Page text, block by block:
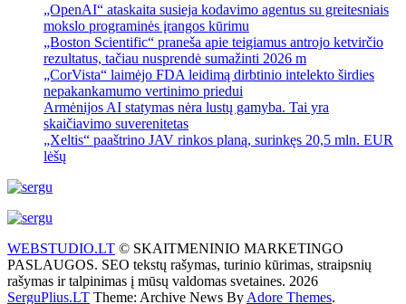
„OpenAI“ ataskaita susieja kodavimo agentus su greitesniais
mokslo programinės įrangos kūrimu
„Boston Scientific“ praneša apie teigiamus antrojo ketvirčio
rezultatus, tačiau nusprendė sumažinti 2026 m
„CorVista“ laimėjo FDA leidimą dirbtinio intelekto širdies
nepakankamumo vertinimo priedui
Armėnijos AI statymas nėra lustų gamyba. Tai yra
skaičiavimo suverenitetas
„Xeltis“ paaštrino JAV rinkos planą, surinkęs 20,5 mln. EUR
lėšų
WEBSTUDIO.LT © SKAITMENINIO MARKETINGO
PASLAUGOS. SEO tekstų rašymas, turinio kūrimas, straipsnių
rašymas ir talpinimas į mūsų valdomas svetaines. 2026
SerguPlius.LT Theme: Archive News By Adore Themes.